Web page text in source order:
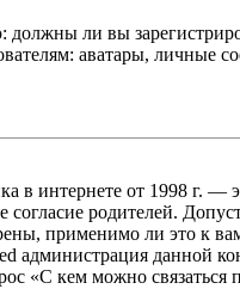
ли вы
аватары, личные
в интернете от 1998 г.
родителей.
применимо ли это к
администрация данной
«С кем можно